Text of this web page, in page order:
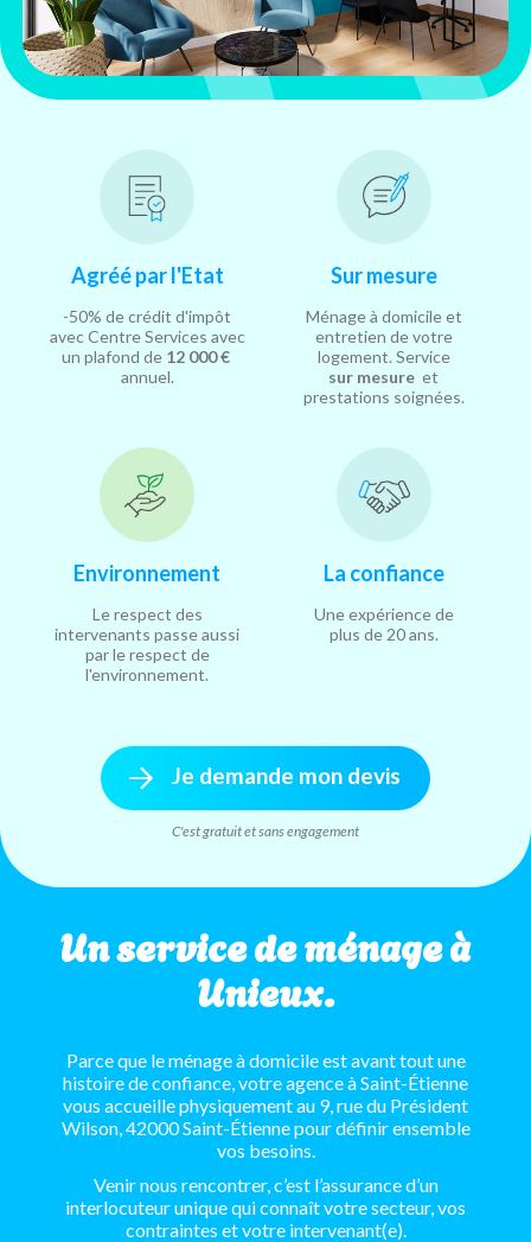
Agréé par l'Etat
-50% de crédit d'impôt
avec Centre Services avec
un plafond de 12 000 €
annuel.
Sur mesure
Ménage à domicile et
entretien de votre
logement. Service
sur mesure et
prestations soignées.
Environnement
Le respect des
intervenants passe aussi
par le respect de
l'environnement.
La confiance
Une expérience de
plus de 20 ans.
Je demande mon devis
C'est gratuit et sans engagement
Un service de ménage à
Unieux.
Parce que le ménage à domicile est avant tout une
histoire de confiance, votre agence à Saint-Étienne
vous accueille physiquement au 9, rue du Président
Wilson, 42000 Saint-Étienne pour définir ensemble
vos besoins.
Venir nous rencontrer, c’est l’assurance d’un
interlocuteur unique qui connaît votre secteur, vos
contraintes et votre intervenant(e).